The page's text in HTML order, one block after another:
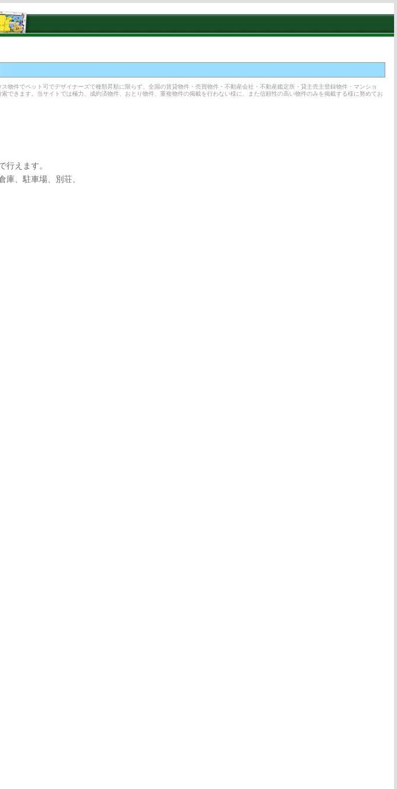
件でペット可でデザイナーズで種類昇順に限らず、全国の賃貸物件・売買物件・不動産会社・不動産鑑定所・貸主売主登録物件・マンショ
きます。当サイトでは極力、成約済物件、おとり物件、重複物件の掲載を行わない様に、また信頼性の高い物件のみを掲載する様に努めてお
えます。
、駐車場、別荘、